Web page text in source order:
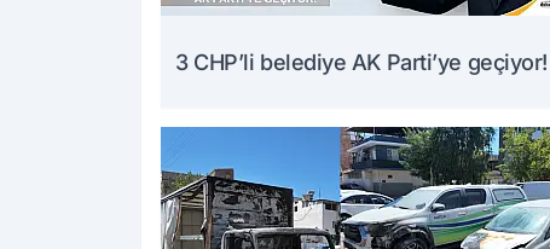
3 CHP’li belediye AK Parti’ye geçiyor!